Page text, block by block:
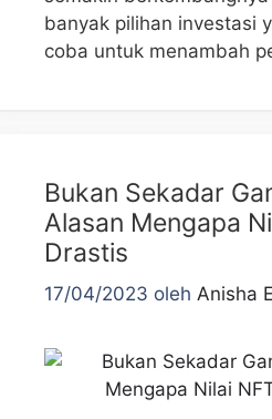
banyak pilihan investasi
coba untuk menambah
Bukan Sekadar
Alasan Mengapa
Drastis
17/04/2023 oleh Anisha